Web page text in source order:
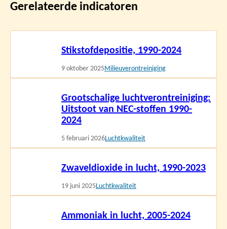
Gerelateerde indicatoren
Stikstofdepositie, 1990-2024
9 oktober 2025Milieuverontreiniging
Grootschalige luchtverontreiniging:
Uitstoot van NEC-stoffen 1990-
2024
5 februari 2026Luchtkwaliteit
Zwaveldioxide in lucht, 1990-2023
19 juni 2025Luchtkwaliteit
Ammoniak in lucht, 2005-2024